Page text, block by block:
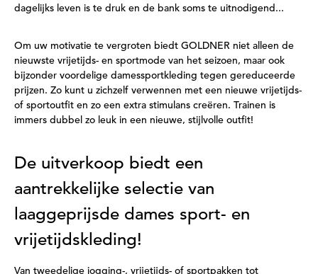
dagelijks leven is te druk en de bank soms te uitnodigend...
Om uw motivatie te vergroten biedt GOLDNER niet alleen de
nieuwste vrijetijds- en sportmode van het seizoen, maar ook
bijzonder voordelige damessportkleding tegen gereduceerde
prijzen. Zo kunt u zichzelf verwennen met een nieuwe vrijetijds-
of sportoutfit en zo een extra stimulans creëren. Trainen is
immers dubbel zo leuk in een nieuwe, stijlvolle outfit!
De uitverkoop biedt een
aantrekkelijke selectie van
laaggeprijsde dames sport- en
vrijetijdskleding!
Van tweedelige jogging-, vrijetijds- of sportpakken tot